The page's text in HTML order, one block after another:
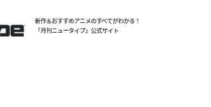
新作＆おすすめアニメのすべてがわかる！
「月刊ニュータイプ」公式サイト